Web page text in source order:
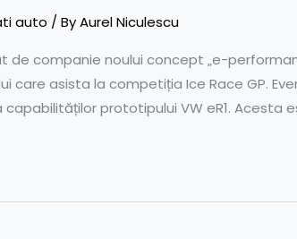
auto / ByAurel Niculescu
de companie noului concept „e-
care asista la competiția Ice Race GP.
prototipului VW eR1. Acesta